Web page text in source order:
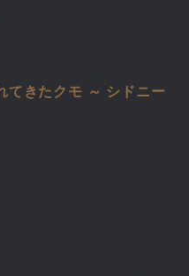
てきたクモ ～ シドニー